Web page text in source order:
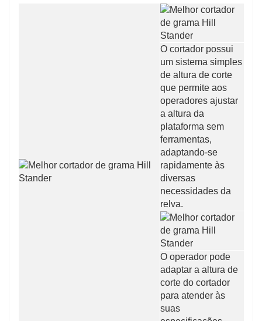
O cortador possui
um sistema simples
de altura de corte
que permite aos
operadores ajustar
a altura da
plataforma sem
ferramentas,
adaptando-se
rapidamente às
diversas
necessidades da
relva.
O operador pode
adaptar a altura de
corte do cortador
para atender às
suas